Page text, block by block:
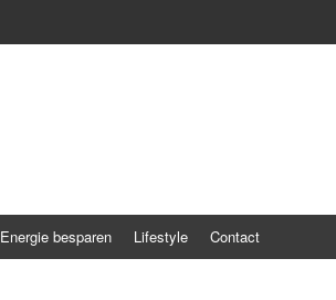
Energie besparen Lifestyle Contact